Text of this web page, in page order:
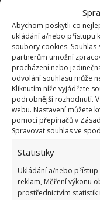
Abychom poskytli co
ukládání a/nebo přístupu
soubory cookies.
partnerům umožní
procházení nebo
odvolání souhlasu může
Kliknutím níže vyjádřete
podrobnější rozhodnutí.
webu. Nastavení můžete
pomocí přepínačů v
Spravovat souhlas ve
Statistiky
Ukládání a/nebo přístup
reklam, Měření výkonu
prostřednictvím statistik
ubrousek
potenciální
zaschnout a máte